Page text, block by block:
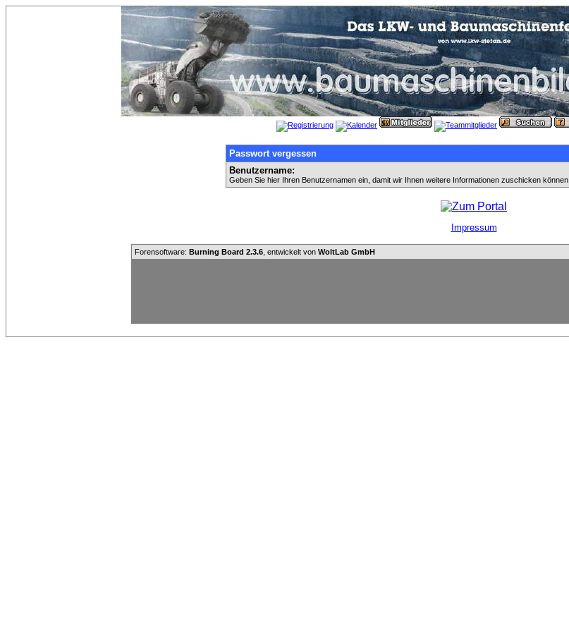
Passwort vergessen
Benutzername:
Geben Sie hier Ihren Benutzernamen ein, damit wir Ihnen weitere Informationen zuschicken können.
Impressum
Forensoftware: Burning Board 2.3.6 , entwickelt von WoltLab GmbH